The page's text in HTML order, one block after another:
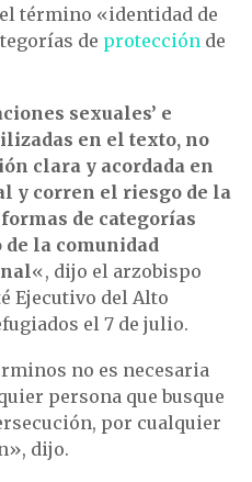
término «identidad de
de protección de
sexuales’ e
en el texto, no
clara y acordada en
y corren el riesgo de la
de categorías
la comunidad
«, dijo el arzobispo
Ejecutivo del Alto
el 7 de julio.
no es necesaria
persona que busque
por cualquier
dijo.